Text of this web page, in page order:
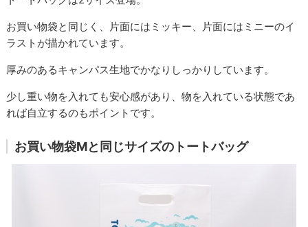
お買い物袋と同じく、片面にはミッキー、片面にはミニーのイ
ラストが描かれています。
厚みのあるキャンパス生地でかなりしっかりしています。
少し重い物を入れても安心感があり、物を入れている状態であ
れば自立するのもポイントです。
お買い物袋Mと同じサイズのトートバッグ